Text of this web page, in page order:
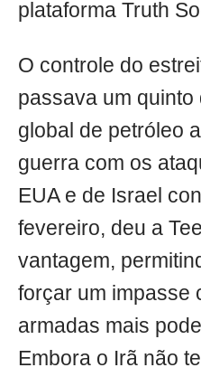
plataforma Truth
O controle do
passava um
global de petróleo
guerra com os
EUA e de Israel
fevereiro, deu a
vantagem,
forçar um impasse
armadas mais
Embora o Irã não